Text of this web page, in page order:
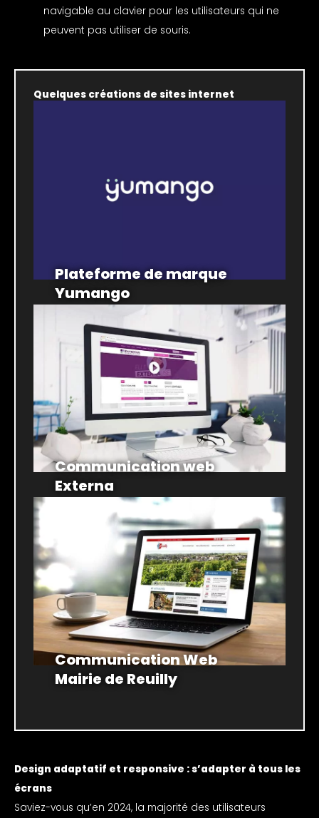
navigable au clavier pour les utilisateurs qui ne
peuvent pas utiliser de souris.
Quelques créations de sites internet
Plateforme de marque
Yumango
Communication web
Externa
Communication Web
Mairie de Reuilly
Design adaptatif et responsive : s’adapter à tous les
écrans
Saviez-vous qu’en 2024, la majorité des utilisateurs